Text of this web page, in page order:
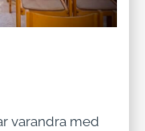
varandra med